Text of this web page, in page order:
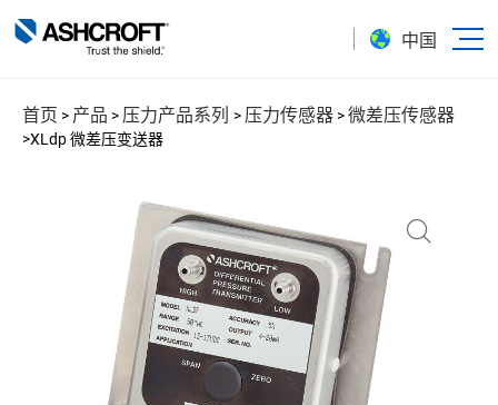
中国
首页 > 产品 > 压力产品系列 > 压力传感器 >微差压传感器
>XLdp 微差压变送器